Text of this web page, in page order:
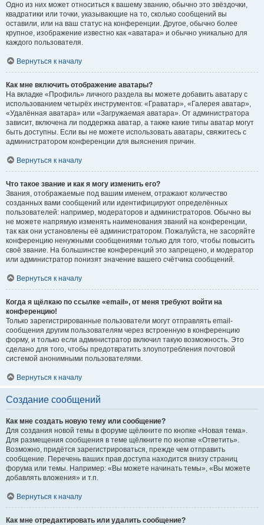
Одно из них может относиться к вашему званию, обычно это звёздочки,
квадратики или точки, указывающие на то, сколько сообщений вы
оставили, или на ваш статус на конференции. Другое, обычно более
крупное, изображение известно как «аватара» и обычно уникально для
каждого пользователя.
Вернуться к началу
Как мне включить отображение аватары?
На вкладке «Профиль» личного раздела вы можете добавить аватару с
использованием четырёх инструментов: «Граватар», «Галерея аватар»,
«Удалённая аватара» или «Загружаемая аватара». От администратора
зависит, включена ли поддержка аватар, а также какие типы аватар могут
быть доступны. Если вы не можете использовать аватары, свяжитесь с
администратором конференции для выяснения причин.
Вернуться к началу
Что такое звание и как я могу изменить его?
Звания, отображаемые под вашим именем, отражают количество
созданных вами сообщений или идентифицируют определённых
пользователей: например, модераторов и администраторов. Обычно вы
не можете напрямую изменять наименования званий на конференции,
так как они установлены её администратором. Пожалуйста, не засоряйте
конференцию ненужными сообщениями только для того, чтобы повысить
своё звание. На большинстве конференций это запрещено, и модератор
или администратор понизят значение вашего счётчика сообщений.
Вернуться к началу
Когда я щёлкаю по ссылке «email», от меня требуют войти на
конференцию!
Только зарегистрированные пользователи могут отправлять email-
сообщения другим пользователям через встроенную в конференцию
форму, и только если администратор включил такую возможность. Это
сделано для того, чтобы предотвратить злоупотребления почтовой
системой анонимными пользователями.
Вернуться к началу
Создание сообщений
Как мне создать новую тему или сообщение?
Для создания новой темы в форуме щёлкните по кнопке «Новая тема».
Для размещения сообщения в теме щёлкните по кнопке «Ответить».
Возможно, придётся зарегистрироваться, прежде чем отправить
сообщение. Перечень ваших прав доступа находится внизу страниц
форума или темы. Например: «Вы можете начинать темы», «Вы можете
добавлять вложения» и т.п.
Вернуться к началу
Как мне отредактировать или удалить сообщение?